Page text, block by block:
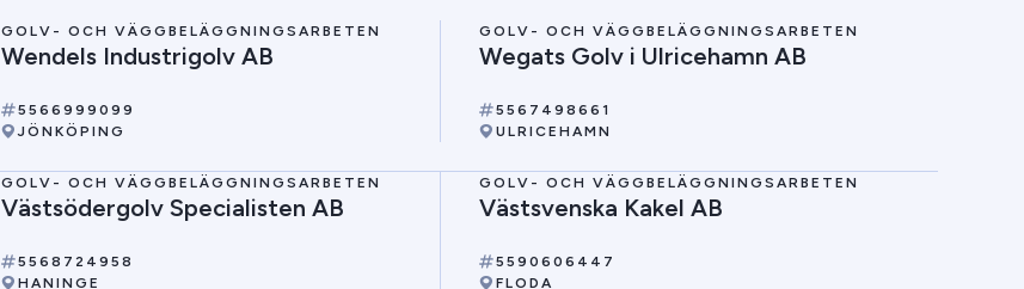
GOLV- OCH VÄGGBELÄGGNINGSARBETEN
Wendels Industrigolv AB
5566999099
JÖNKÖPING
GOLV- OCH VÄGGBELÄGGNINGSARBETEN
Wegats Golv i Ulricehamn AB
5567498661
ULRICEHAMN
GOLV- OCH VÄGGBELÄGGNINGSARBETEN
Västsödergolv Specialisten AB
5568724958
HANINGE
GOLV- OCH VÄGGBELÄGGNINGSARBETEN
Västsvenska Kakel AB
5590606447
FLODA